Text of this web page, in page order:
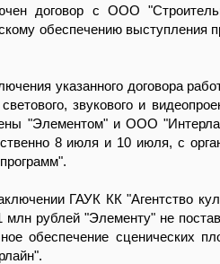
договор с ООО
обеспечению выступления
указанного договора
звукового и
"Элементом" и ООО
8 июля и 10 июля, с
ГАУК КК "Агентство
рублей "Элементу" не
обеспечение сценических